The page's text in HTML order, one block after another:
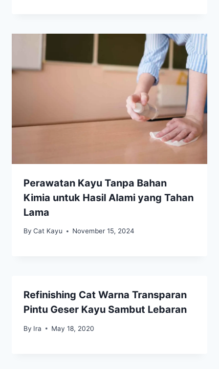
Perawatan Kayu Tanpa Bahan
Kimia untuk Hasil Alami yang Tahan
Lama
By Cat Kayu November 15, 2024
Refinishing Cat Warna Transparan
Pintu Geser Kayu Sambut Lebaran
By Ira May 18, 2020